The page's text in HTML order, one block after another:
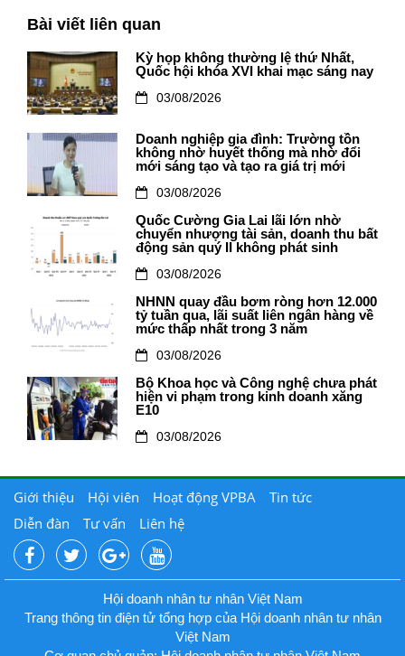
Bài viết liên quan
Kỳ họp không thường lệ thứ Nhất,
Quốc hội khóa XVI khai mạc sáng nay
03/08/2026
Doanh nghiệp gia đình: Trường tồn
không nhờ huyết thống mà nhờ đổi
mới sáng tạo và tạo ra giá trị mới
03/08/2026
Quốc Cường Gia Lai lãi lớn nhờ
chuyển nhượng tài sản, doanh thu bất
động sản quý II không phát sinh
03/08/2026
NHNN quay đầu bơm ròng hơn 12.000
tỷ tuần qua, lãi suất liên ngân hàng về
mức thấp nhất trong 3 năm
03/08/2026
Bộ Khoa học và Công nghệ chưa phát
hiện vi phạm trong kinh doanh xăng
E10
03/08/2026
Giới thiệu Hội viên Hoạt động VPBA
Tin tức
Diễn đàn
Tư vấn Liên hệ
Hội doanh nhân tư nhân Việt Nam
Trang thông tin điện tử tổng hợp của Hội doanh nhân tư nhân
Việt Nam